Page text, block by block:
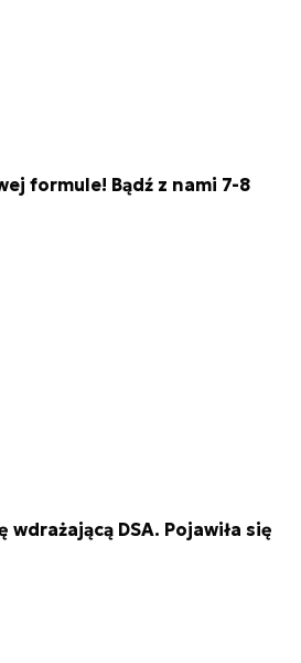
formule! Bądź z nami 7-8
wdrażającą DSA. Pojawiła się